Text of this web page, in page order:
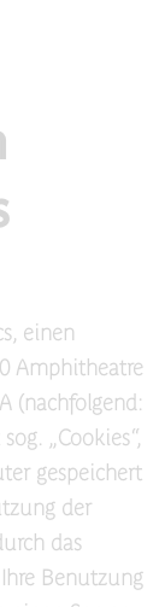
einen
Amphitheatre
(nachfolgend:
„Cookies“,
gespeichert
der
das
Benutzung